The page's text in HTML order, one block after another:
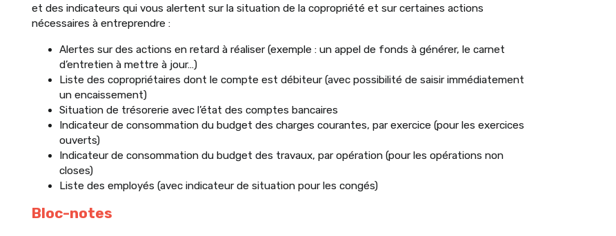
et des indicateurs qui vous alertent sur la situation de la copropriété et sur certaines actions
nécessaires à entreprendre :
Alertes sur des actions en retard à réaliser (exemple : un appel de fonds à générer, le carnet
d’entretien à mettre à jour…)
Liste des copropriétaires dont le compte est débiteur (avec possibilité de saisir immédiatement
un encaissement)
Situation de trésorerie avec l’état des comptes bancaires
Indicateur de consommation du budget des charges courantes, par exercice (pour les exercices
ouverts)
Indicateur de consommation du budget des travaux, par opération (pour les opérations non
closes)
Liste des employés (avec indicateur de situation pour les congés)
Bloc-notes